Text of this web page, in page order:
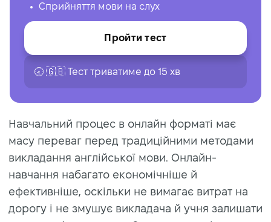
Сприйняття мови на слух
Пройти тест
🕣 🇬🇧 Тест триватиме до 15 хв
Навчальний процес в онлайн форматі має
масу переваг перед традиційними методами
викладання англійської мови. Онлайн-
навчання набагато економічніше й
ефективніше, оскільки не вимагає витрат на
дорогу і не змушує викладача й учня залишати